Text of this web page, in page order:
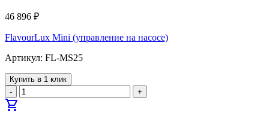
46 896 ₽
FlavourLux Mini (управление на насосе)
Артикул: FL-MS25
Купить в 1 клик
-
+
shopping_cart